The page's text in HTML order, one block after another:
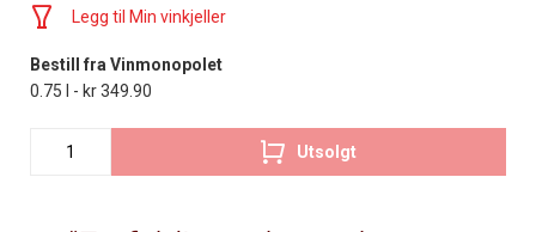
Legg til Min vinkjeller
Bestill fra Vinmonopolet
0.75 l - kr 349.90
Utsolgt